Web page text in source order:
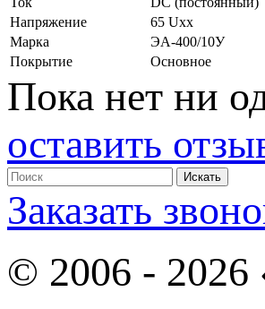
Напряжение
65 Uxx
Марка
ЭА-400/10У
Покрытие
Основное
Пока нет ни
оставить
Заказать
© 2006 - 2026